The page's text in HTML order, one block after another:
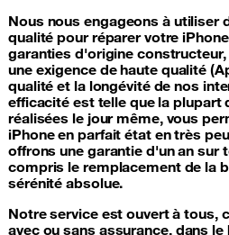
Nous nous engageons à utiliser
qualité pour réparer votre iPhone
garanties d'origine
une exigence de haute qualité
qualité et la longévité de nos
efficacité est telle que la plupart
réalisées le jour même, vous
iPhone en parfait état en très
offrons une garantie d'un an sur
compris le remplacement de la
sérénité absolue.
Notre service est ouvert à tous,
avec ou sans assurance, dans